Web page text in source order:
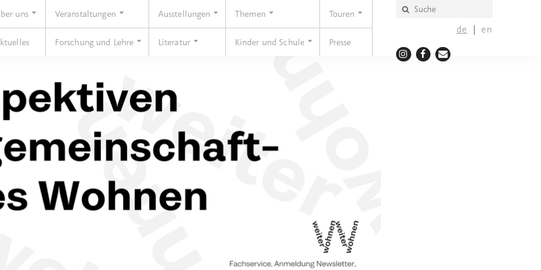
de en
uns Veranstaltungen Ausstellungen Themen Touren
Forschung und Lehre Literatur Kinder und Schule Presse